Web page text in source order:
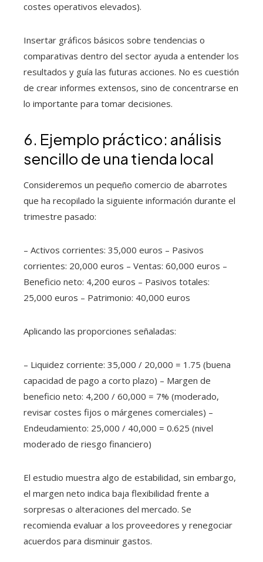
costes operativos elevados).
Insertar gráficos básicos sobre tendencias o
comparativas dentro del sector ayuda a entender los
resultados y guía las futuras acciones. No es cuestión
de crear informes extensos, sino de concentrarse en
lo importante para tomar decisiones.
6. Ejemplo práctico: análisis
sencillo de una tienda local
Consideremos un pequeño comercio de abarrotes
que ha recopilado la siguiente información durante el
trimestre pasado:
– Activos corrientes: 35,000 euros – Pasivos
corrientes: 20,000 euros – Ventas: 60,000 euros –
Beneficio neto: 4,200 euros – Pasivos totales:
25,000 euros – Patrimonio: 40,000 euros
Aplicando las proporciones señaladas:
– Liquidez corriente: 35,000 / 20,000 = 1.75 (buena
capacidad de pago a corto plazo) – Margen de
beneficio neto: 4,200 / 60,000 = 7% (moderado,
revisar costes fijos o márgenes comerciales) –
Endeudamiento: 25,000 / 40,000 = 0.625 (nivel
moderado de riesgo financiero)
El estudio muestra algo de estabilidad, sin embargo,
el margen neto indica baja flexibilidad frente a
sorpresas o alteraciones del mercado. Se
recomienda evaluar a los proveedores y renegociar
acuerdos para disminuir gastos.